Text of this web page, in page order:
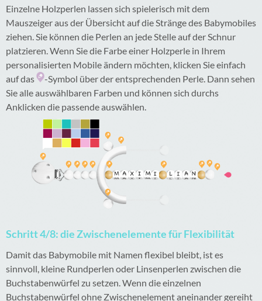
Einzelne Holzperlen lassen sich spielerisch mit dem
Mauszeiger aus der Übersicht auf die Stränge des Babymobiles
ziehen. Sie können die Perlen an jede Stelle auf der Schnur
platzieren. Wenn Sie die Farbe einer Holzperle in Ihrem
personalisierten Mobile ändern möchten, klicken Sie einfach
auf das
-Symbol über der entsprechenden Perle. Dann sehen
Sie alle auswählbaren Farben und können sich durchs
Anklicken die passende auswählen.
Schritt 4/8: die Zwischenelemente für Flexibilität
Damit das Babymobile mit Namen flexibel bleibt, ist es
sinnvoll, kleine Rundperlen oder Linsenperlen zwischen die
Buchstabenwürfel zu setzen. Wenn die einzelnen
Buchstabenwürfel ohne Zwischenelement aneinander gereiht